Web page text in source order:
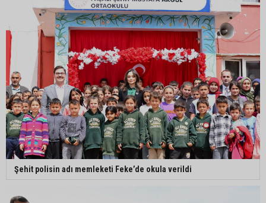
Şehit polisin adı memleketi Feke’de okula verildi